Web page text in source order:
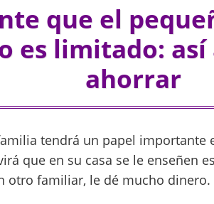
que el
es limitado: así
ahorrar
tendrá un papel importante
que en su casa se le enseñen
otro familiar, le dé mucho